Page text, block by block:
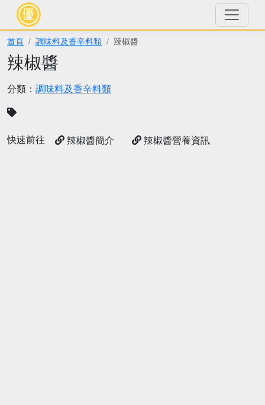
首頁 調味料及香辛料類 辣椒醬
辣椒醬
分類： 調味料及香辛料類
快速前往 辣椒醬簡介 辣椒醬營養資訊